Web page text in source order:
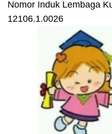
Nomor Induk Lembaga
12106.1.0026